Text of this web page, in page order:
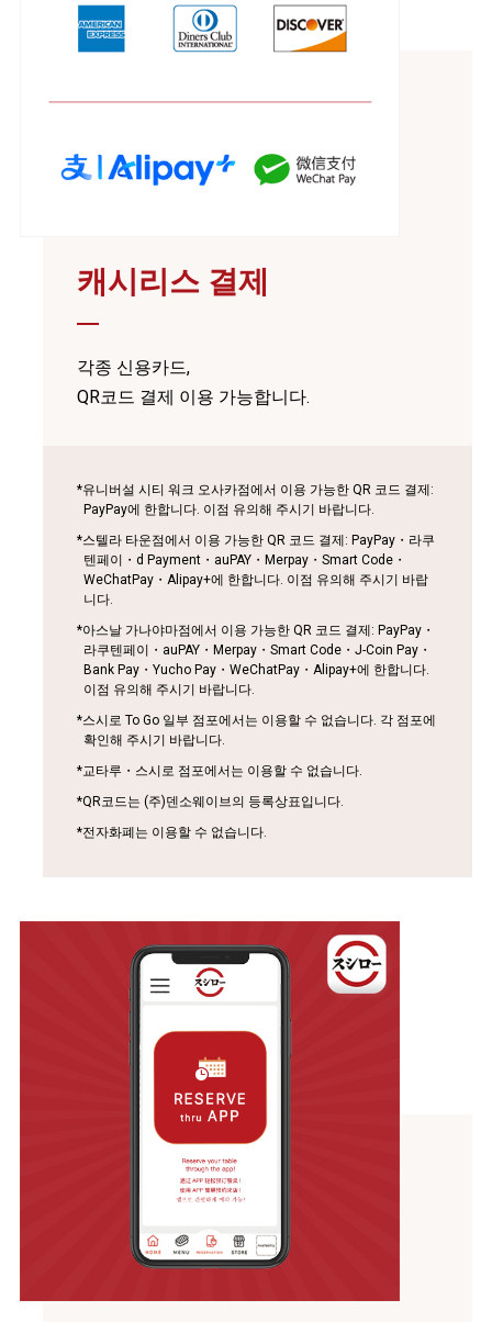
캐시리스 결제
각종 신용카드,
QR코드 결제 이용 가능합니다.
*유니버설 시티 워크 오사카점에서 이용 가능한 QR 코드 결제:
PayPay에 한합니다. 이점 유의해 주시기 바랍니다.
*스텔라 타운점에서 이용 가능한 QR 코드 결제: PayPay・라쿠
텐페이・d Payment・auPAY・Merpay・Smart Code・
WeChatPay・Alipay+에 한합니다. 이점 유의해 주시기 바랍
니다.
*아스날 가나야마점에서 이용 가능한 QR 코드 결제: PayPay・
라쿠텐페이・auPAY・Merpay・Smart Code・J-Coin Pay・
Bank Pay・Yucho Pay・WeChatPay・Alipay+에 한합니다.
이점 유의해 주시기 바랍니다.
*스시로 To Go 일부 점포에서는 이용할 수 없습니다. 각 점포에
확인해 주시기 바랍니다.
*교타루・스시로 점포에서는 이용할 수 없습니다.
*QR코드는 (주)덴소웨이브의 등록상표입니다.
*전자화폐는 이용할 수 없습니다.